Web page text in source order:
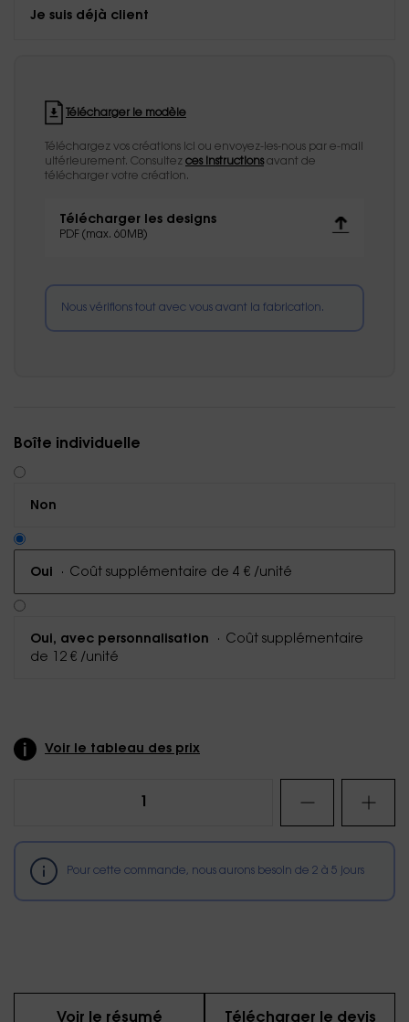
Je suis déjà client
Télécharger le modèle
Téléchargez vos créations ici ou envoyez-les-nous par e-mail
ultérieurement. Consultez ces instructionsavant de
télécharger votre création.
Télécharger les designs
PDF (max. 60MB)
Nous vérifions tout avec vous avant la fabrication.
Boîte individuelle
Non
Oui · Coût supplémentaire de 4 € /unité
Oui, avec personnalisation · Coût supplémentaire
de 12 € /unité
Voir le tableau des prix
Pour cette commande, nous aurons besoin de 2 à 5 jours
Voir le résumé Télécharger le devis